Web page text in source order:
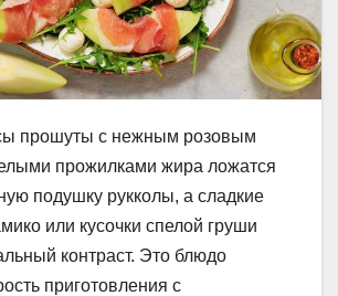
прошуты с нежным розовым
прожилками жира ложатся
подушку рукколы, а сладкие
или кусочки спелой груши
контраст. Это блюдо
приготовления с